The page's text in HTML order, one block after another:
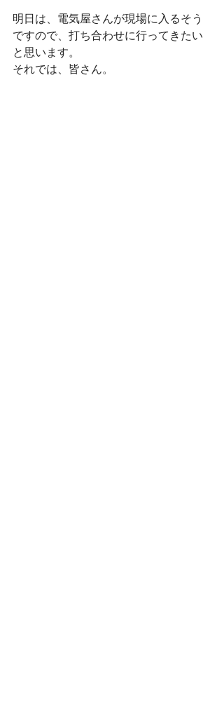
明日は、電気屋さんが現場に入るそう
ですので、打ち合わせに行ってきたい
と思います。
それでは、皆さん。